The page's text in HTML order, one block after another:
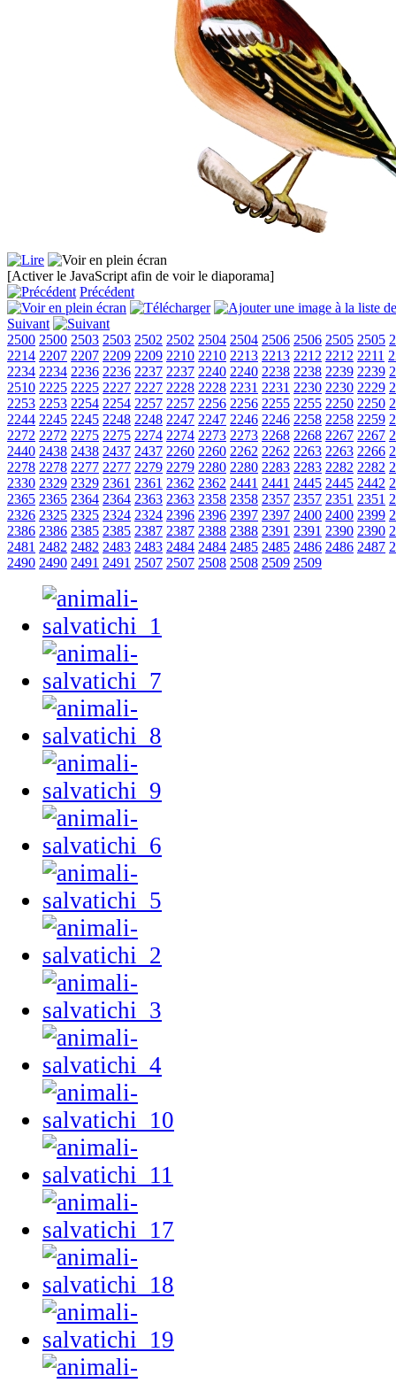
[Activer le JavaScript afin de voir le diaporama]
Précédent
Suivant
2500 2500 2503 2503 2502 2502 2504 2504 2506 2506 2505 2505
2214 2207 2207 2209 2209 2210 2210 2213 2213 2212 2212 2211
2234 2234 2236 2236 2237 2237 2240 2240 2238 2238 2239 2239
2510 2225 2225 2227 2227 2228 2228 2231 2231 2230 2230 2229
2253 2253 2254 2254 2257 2257 2256 2256 2255 2255 2250 2250
2244 2245 2245 2248 2248 2247 2247 2246 2246 2258 2258 2259
2272 2272 2275 2275 2274 2274 2273 2273 2268 2268 2267 2267
2440 2438 2438 2437 2437 2260 2260 2262 2262 2263 2263 2266
2278 2278 2277 2277 2279 2279 2280 2280 2283 2283 2282 2282
2330 2329 2329 2361 2361 2362 2362 2441 2441 2445 2445 2442
2365 2365 2364 2364 2363 2363 2358 2358 2357 2357 2351 2351
2326 2325 2325 2324 2324 2396 2396 2397 2397 2400 2400 2399
2386 2386 2385 2385 2387 2387 2388 2388 2391 2391 2390 2390
2481 2482 2482 2483 2483 2484 2484 2485 2485 2486 2486 2487
2490 2490 2491 2491 2507 2507 2508 2508 2509 2509